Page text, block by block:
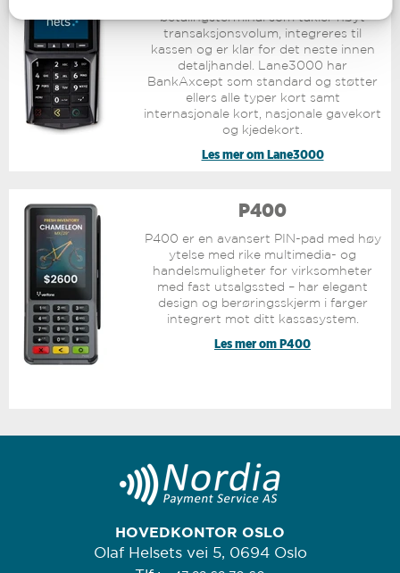
betalingsterminal som takler høyt
transaksjonsvolum, integreres til
kassen og er klar for det neste innen
detaljhandel. Lane3000 har
BankAxcept som standard og støtter
ellers alle typer kort samt
internasjonale kort, nasjonale gavekort
og kjedekort.
Les mer om Lane3000
P400
P400 er en avansert PIN-pad med høy
ytelse med rike multimedia- og
handelsmuligheter for virksomheter
med fast utsalgssted – har elegant
design og berøringsskjerm i farger
integrert mot ditt kassasystem.
Les mer om P400
HOVEDKONTOR OSLO
Olaf Helsets vei 5, 0694 Oslo